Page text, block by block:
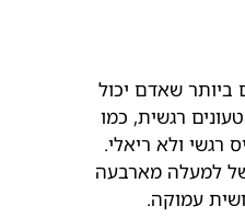
ביותר שאדם יכול
רגשית, כמו
רגשי ולא ריאלי.
של למעלה מארבעה
עמוקה.